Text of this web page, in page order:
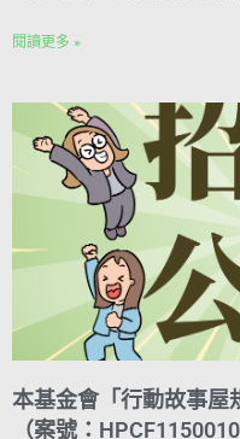
閱讀更多 »
本基金會「行動故事屋
（案號：